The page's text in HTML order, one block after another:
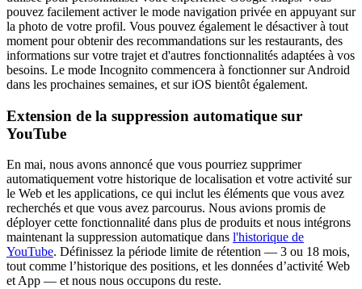
pouvez facilement activer le mode navigation privée en appuyant sur
la photo de votre profil. Vous pouvez également le désactiver à tout
moment pour obtenir des recommandations sur les restaurants, des
informations sur votre trajet et d'autres fonctionnalités adaptées à vos
besoins. Le mode Incognito commencera à fonctionner sur Android
dans les prochaines semaines, et sur iOS bientôt également.
Extension de la suppression automatique sur
YouTube
En mai, nous avons annoncé que vous pourriez supprimer
automatiquement votre historique de localisation et votre activité sur
le Web et les applications, ce qui inclut les éléments que vous avez
recherchés et que vous avez parcourus. Nous avions promis de
déployer cette fonctionnalité dans plus de produits et nous intégrons
maintenant la suppression automatique dans l'historique de
YouTube. Définissez la période limite de rétention — 3 ou 18 mois,
tout comme l’historique des positions, et les données d’activité Web
et App — et nous nous occupons du reste.